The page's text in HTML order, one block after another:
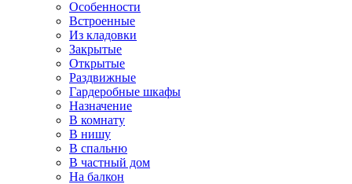
Особенности
Встроенные
Из кладовки
Закрытые
Открытые
Раздвижные
Гардеробные шкафы
Назначение
В комнату
В нишу
В спальню
В частный дом
На балкон